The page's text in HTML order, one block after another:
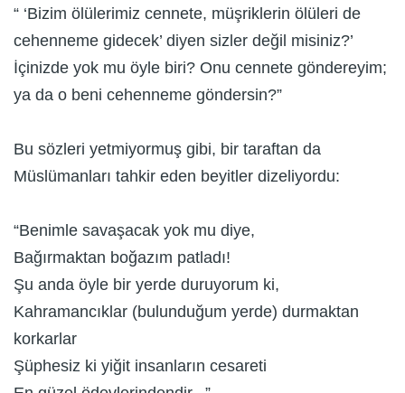
“ ‘Bizim ölülerimiz cennete, müşriklerin ölüleri de
cehenneme gidecek’ diyen sizler değil misiniz?’
İçinizde yok mu öyle biri? Onu cennete göndereyim;
ya da o beni cehenneme göndersin?”
Bu sözleri yetmiyormuş gibi, bir taraftan da
Müslümanları tahkir eden beyitler dizeliyordu:
“Benimle savaşacak yok mu diye,
Bağırmaktan boğazım patladı!
Şu anda öyle bir yerde duruyorum ki,
Kahramancıklar (bulunduğum yerde) durmaktan
korkarlar
Şüphesiz ki yiğit insanların cesareti